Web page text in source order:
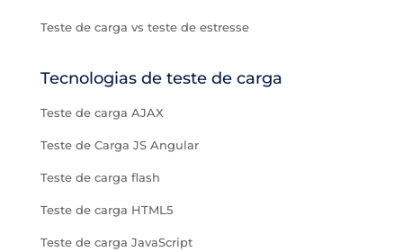
Teste de carga vs teste de estresse
Tecnologias de teste de carga
Teste de carga AJAX
Teste de Carga JS Angular
Teste de carga flash
Teste de carga HTML5
Teste de carga JavaScript